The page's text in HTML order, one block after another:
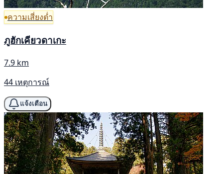
ความเสี่ยงต่ำ
ภูฮักเคียวดาเกะ
7.9 km
44 เหตุการณ์
แจ้งเตือน